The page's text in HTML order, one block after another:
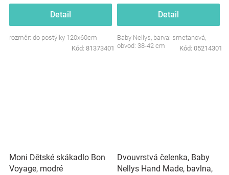
Detail
rozměr: do postýlky 120x60cm
Kód: 81373401
Detail
Baby Nellys, barva: smetanová,
obvod: 38-42 cm
Kód: 05214301
Moni Dětské skákadlo Bon
Voyage, modré
Dvouvrstvá čelenka, Baby
Nellys Hand Made, bavlna,